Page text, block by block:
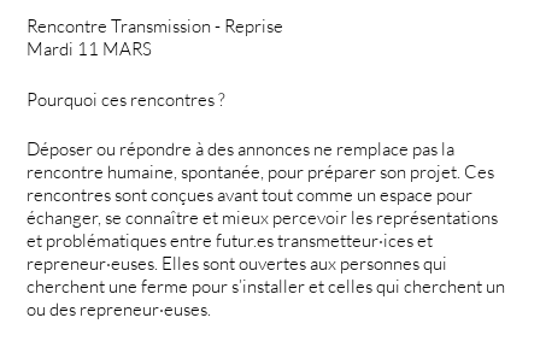
Rencontre Transmission - Reprise
Mardi 11 MARS
Pourquoi ces rencontres ?
Déposer ou répondre à des annonces ne remplace pas la
rencontre humaine, spontanée, pour préparer son projet. Ces
rencontres sont conçues avant tout comme un espace pour
échanger, se connaître et mieux percevoir les représentations
et problématiques entre futur.es transmetteur·ices et
repreneur·euses. Elles sont ouvertes aux personnes qui
cherchent une ferme pour s’installer et celles qui cherchent un
ou des repreneur·euses.